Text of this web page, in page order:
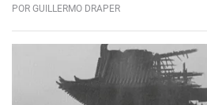
POR GUILLERMO DRAPER